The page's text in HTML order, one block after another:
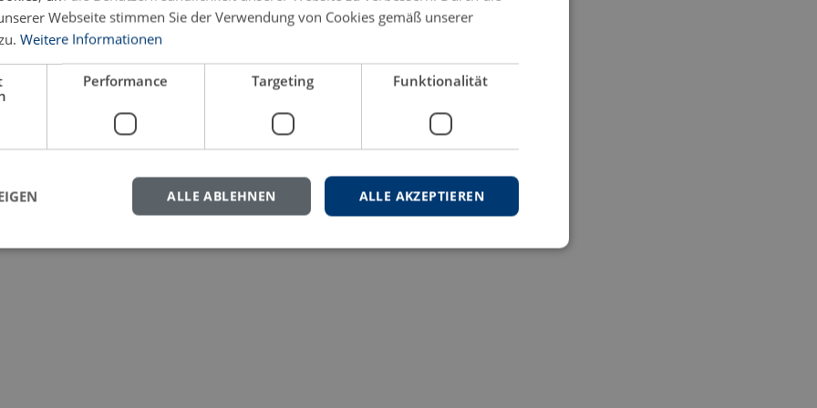
Sie uns gern.
Webseite stimmen Sie der Verwendung von Cookies gemäß unserer
Weitere Informationen
Performance Targeting Funktionalität
ALLE AKZEPTIEREN
ALLE ABLEHNEN